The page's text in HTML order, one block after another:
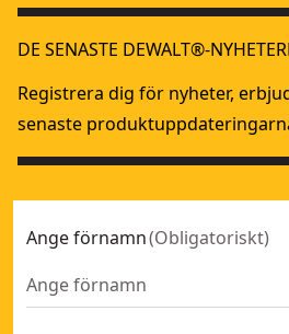
DE SENASTE DEWALT®-
Registrera dig för nyheter,
senaste
Ange förnamn(Obligatoriskt)